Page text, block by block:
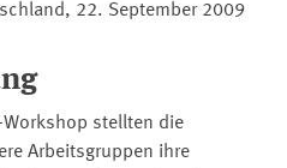
22. September 2009
stellten die
Arbeitsgruppen ihre